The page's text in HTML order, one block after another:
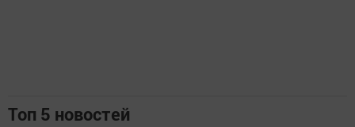
Топ 5 новостей